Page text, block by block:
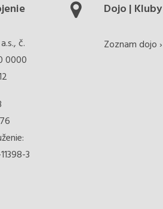
č.
0000
3
Dojo | Kluby
Zoznam dojo ›